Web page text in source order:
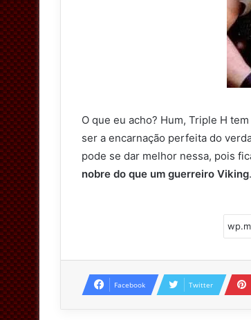
O que eu acho? Hum, Triple H
ser a encarnação perfeita do
pode se dar melhor nessa, pois
nobre do que um guerreiro Viking.
Facebook Twitter